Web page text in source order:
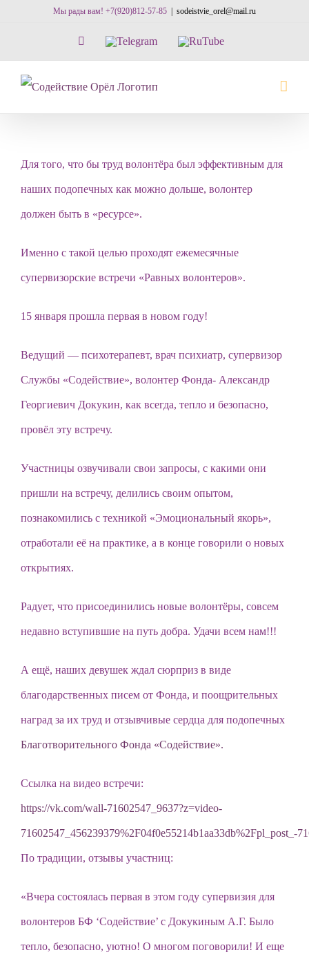
content
Мы рады вам! +7(920)812-57-85 sodeistvie_orel@mail.ru
Telegram RuTube
Для того, что бы труд волонтёра был эффективным для
наших подопечных как можно дольше, волонтер
должен быть в «ресурсе».
Именно с такой целью проходят ежемесячные
супервизорские встречи «Равных волонтеров».
15 января прошла первая в новом году!
Ведущий — психотерапевт, врач психиатр, супервизор
Службы «Содействие», волонтер Фонда- Александр
Георгиевич Докукин, как всегда, тепло и безопасно,
провёл эту встречу.
Участницы озвучивали свои запросы, с какими они
пришли на встречу, делились своим опытом,
познакомились с техникой «Эмоциональный якорь»,
отработали её на практике, а в конце говорили о новых
открытиях.
Радует, что присоединились новые волонтёры, совсем
недавно вступившие на путь добра. Удачи всем нам!!!
А ещё, наших девушек ждал сюрприз в виде
благодарственных писем от Фонда, и поощрительных
наград за их труд и отзывчивые сердца для подопечных
Благотворительного Фонда «Содействие».
Ссылка на видео встречи:
https://vk.com/wall-71602547_9637?z=video-
71602547_456239379%2F04f0e55214b1aa33db%2Fpl_post_-
По традиции, отзывы участниц:
«Вчера состоялась первая в этом году супервизия для
волонтеров БФ ‘Содействие’ с Докукиным А.Г. Было
тепло, безопасно, уютно! О многом поговорили! И еще